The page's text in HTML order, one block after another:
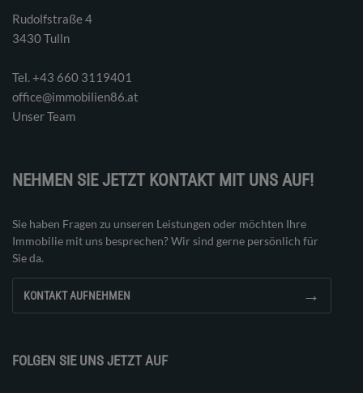
Rudolfstraße 4
3430 Tulln
Tel. ‭+43 660 3119401‬
office@immobilien86.at
Unser Team
NEHMEN SIE JETZT KONTAKT MIT UNS AUF!
Sie haben Fragen zu unseren Leistungen oder möchten Ihre
Immobilie mit uns besprechen? Wir sind gerne persönlich für
Sie da.
KONTAKT AUFNEHMEN →
FOLGEN SIE UNS JETZT AUF